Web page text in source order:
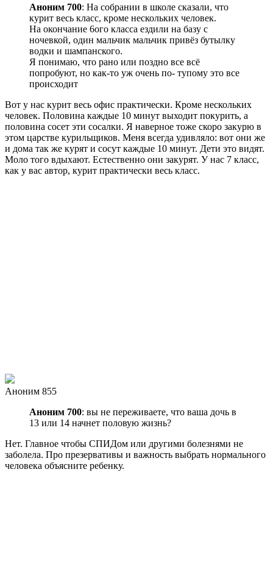
Аноним 700: На собрании в школе сказали, что
курит весь класс, кроме нескольких человек.
На окончание 6ого класса ездили на базу с
ночевкой, один мальчик мальчик привёз бутылку
водки и шампанского.
Я понимаю, что рано или поздно все всё
попробуют, но как-то уж очень по- тупому это все
происходит
Вот у нас курит весь офис практически. Кроме нескольких
человек. Половина каждые 10 минут выходит покурить, а
половина сосет эти сосалки. Я наверное тоже скоро закурю в
этом царстве курильщиков. Меня всегда удивляло: вот они же
и дома так же курят и сосут каждые 10 минут. Дети это видят.
Моло того вдыхают. Естественно они закурят. У нас 7 класс,
как у вас автор, курит практически весь класс.
Аноним 855
Аноним 700: вы не переживаете, что ваша дочь в
13 или 14 начнет половую жизнь?
Нет. Главное чтобы СПИДом или другими болезнями не
заболела. Про презервативы и важность выбрать нормального
человека объясните ребенку.